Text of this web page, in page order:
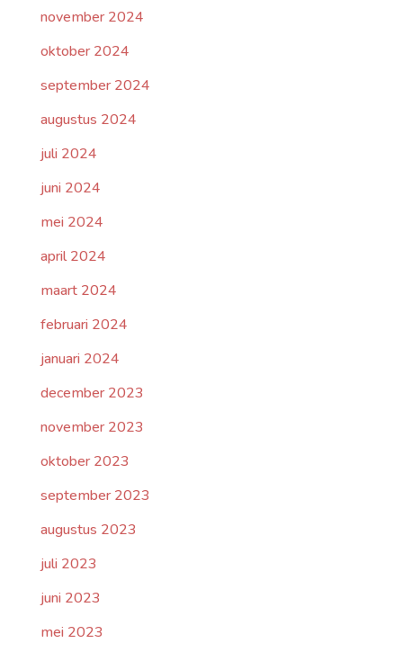
november 2024
oktober 2024
september 2024
augustus 2024
juli 2024
juni 2024
mei 2024
april 2024
maart 2024
februari 2024
januari 2024
december 2023
november 2023
oktober 2023
september 2023
augustus 2023
juli 2023
juni 2023
mei 2023